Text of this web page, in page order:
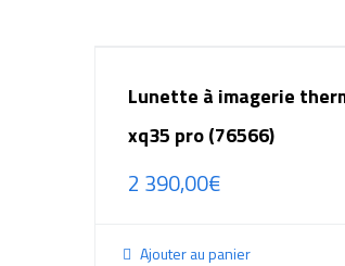
Lunette à imagerie
xq35 pro (76566)
2 390,00€
Ajouter au panier